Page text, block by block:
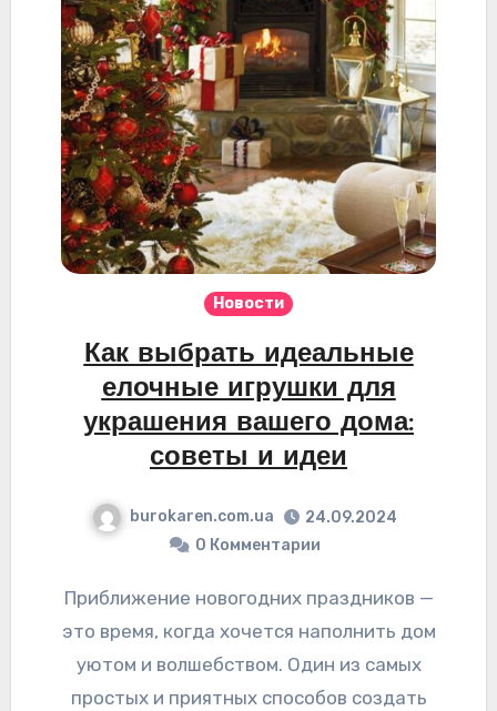
Новости
Как выбрать идеальные
елочные игрушки для
украшения вашего дома:
советы и идеи
burokaren.com.ua
24.09.2024
0 Комментарии
Приближение новогодних праздников —
это время, когда хочется наполнить дом
уютом и волшебством. Один из самых
простых и приятных способов создать